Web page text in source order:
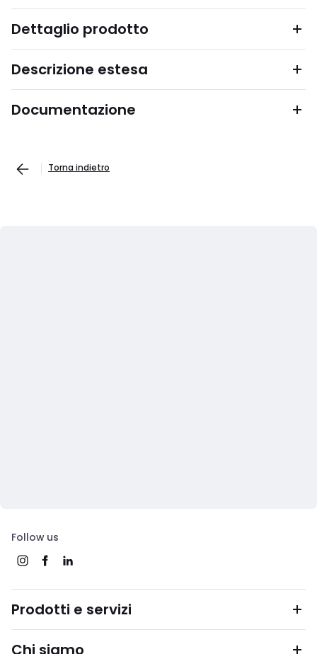
Dettaglio prodotto
Descrizione estesa
Documentazione
Torna indietro
Follow us
Prodotti e servizi
Chi siamo